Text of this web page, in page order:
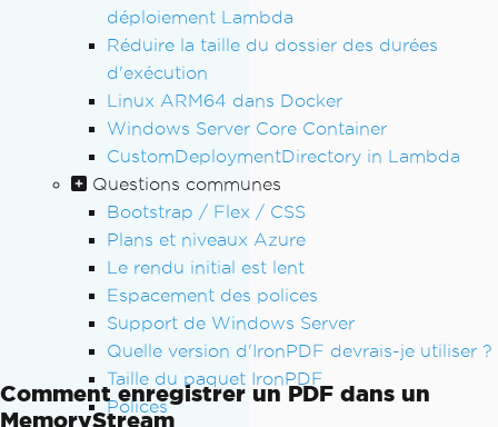
déploiement Lambda
Réduire la taille du dossier des durées
d'exécution
Linux ARM64 dans Docker
Windows Server Core Container
CustomDeploymentDirectory in Lambda
Questions communes
Bootstrap / Flex / CSS
Plans et niveaux Azure
Le rendu initial est lent
Espacement des polices
Support de Windows Server
Quelle version d'IronPDF devrais-je utiliser ?
Taille du paquet IronPDF
Polices
ensitive documents
.Password = "secure123" ;
SaveAs (
"protected_invoice_12345.pd
Comment enregistrer un PDF dans un
MemoryStream